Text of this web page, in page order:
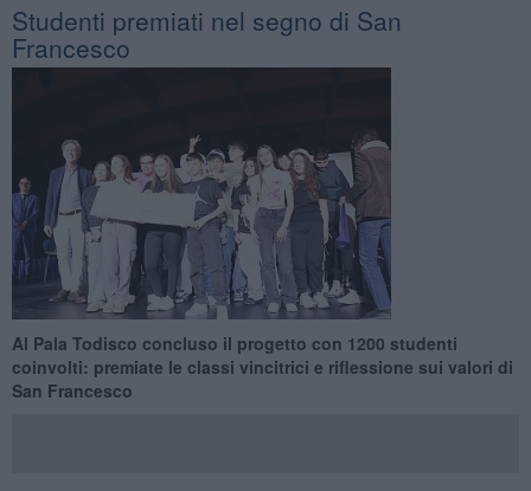
Studenti premiati nel segno di San
Francesco
Al Pala Todisco concluso il progetto con 1200 studenti
coinvolti: premiate le classi vincitrici e riflessione sui valori di
San Francesco